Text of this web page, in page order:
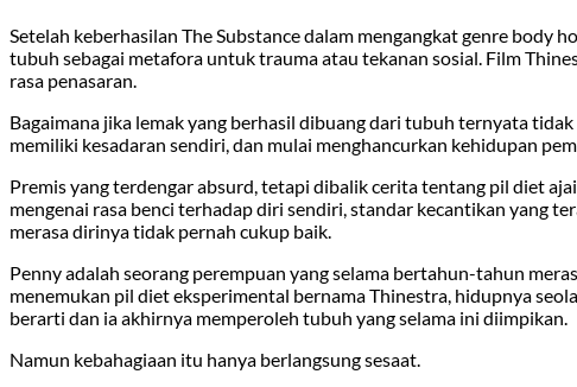
Setelah keberhasilan The Substance dalam mengangkat genre body
tubuh sebagai metafora untuk trauma atau tekanan sosial. Film
rasa penasaran.
Bagaimana jika lemak yang berhasil dibuang dari tubuh ternyata
memiliki kesadaran sendiri, dan mulai menghancurkan kehidupan
Premis yang terdengar absurd, tetapi dibalik cerita tentang pil diet
mengenai rasa benci terhadap diri sendiri, standar kecantikan yang
merasa dirinya tidak pernah cukup baik.
Penny adalah seorang perempuan yang selama bertahun-tahun
menemukan pil diet eksperimental bernama Thinestra, hidupnya
berarti dan ia akhirnya memperoleh tubuh yang selama ini diimpikan.
Namun kebahagiaan itu hanya berlangsung sesaat.